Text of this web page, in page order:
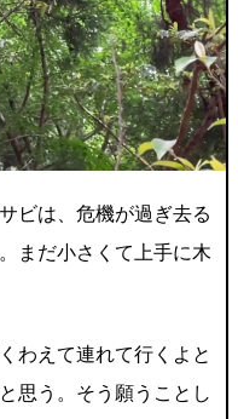
ビは、危機が過ぎ去る
まだ小さくて上手に木
わえて連れて行くよと
思う。そう願うことし